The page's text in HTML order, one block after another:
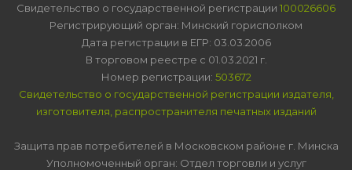
Свидетельство о государственной регистрации 100026606
Регистрирующий орган: Минский горисполком
Дата регистрации в ЕГР: 03.03.2006
В торговом реестре с 01.03.2021 г.
Номер регистрации: 503672
Свидетельство о государственной регистрации издателя,
изготовителя, распространителя печатных изданий
Защита прав потребителей в Московском районе г. Минска
Уполномоченный орган: Отдел торговли и услуг